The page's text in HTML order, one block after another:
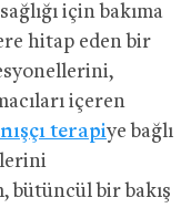
için bakıma
hitap eden bir
içeren
terapiye bağlı
bütüncül bir bakış